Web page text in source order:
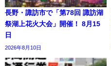
長野・諏訪市で「第78回 諏訪湖
祭湖上花火大会」開催！ 8月15
日
2026年8月10日